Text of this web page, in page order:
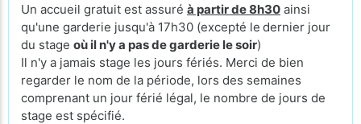
Un accueil gratuit est assuré à partir de 8h30 ainsi
qu'une garderie jusqu'à 17h30 (excepté le dernier jour
du stage où il n'y a pas de garderie le soir)
Il n'y a jamais stage les jours fériés. Merci de bien
regarder le nom de la période, lors des semaines
comprenant un jour férié légal, le nombre de jours de
stage est spécifié.